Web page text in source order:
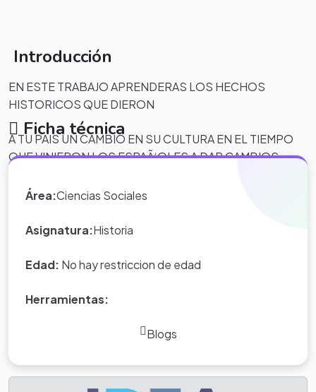
Introducción
EN ESTE TRABAJO APRENDERAS LOS HECHOS
HISTORICOS QUE DIERON
A TU PAIS UN CAMBIO EN SU CULTURA EN EL TIEMPO
QUE VINIERON LOS ESPAÃ‘OLES A DAR CAMBIOS
Y DE COMO HAN AFECTADO EN NUESTRA VIDA
Ficha técnica
Área:Ciencias Sociales
Asignatura:Historia
Edad: No hay restriccion de edad
Herramientas:
Blogs